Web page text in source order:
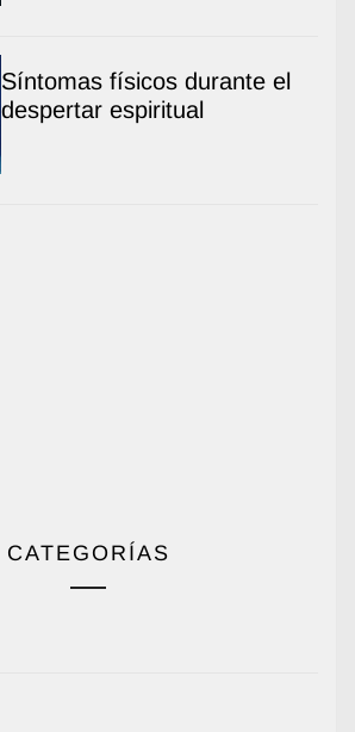
Síntomas físicos durante el
despertar espiritual
CATEGORÍAS